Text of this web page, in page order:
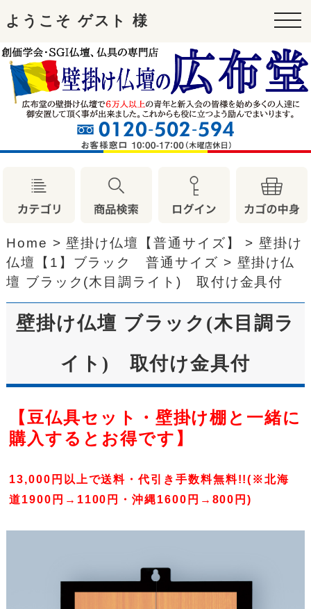
ようこそ ゲスト 様
Home >壁掛け仏壇【普通サイズ】 >壁掛け
仏壇【1】ブラック 普通サイズ > 壁掛け仏
壇 ブラック(木目調ライト) 取付け金具付
壁掛け仏壇 ブラック(木目調ラ
イト) 取付け金具付
【豆仏具セット・壁掛け棚と一緒に
購入するとお得です】
13,000円以上で送料・代引き手数料無料!!(※北海
道1900円→1100円・沖縄1600円→800円)